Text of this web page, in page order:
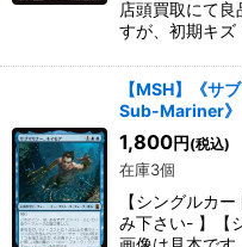
店頭買取にて
すが、初期キ
【MSH】《サ
Sub-Mariner》
1,800円 (税込)
在庫3個
【シングルカ
み下さい- 】【